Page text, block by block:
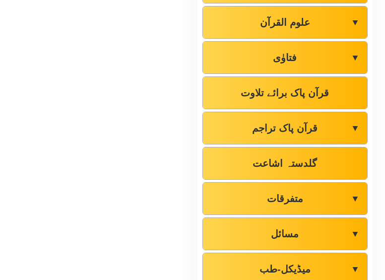
علوم القرآن ▼
فتاوٰی ▼
قرآن پاک برائے تلاوت
قرآن پاک تراجم ▼
گلدستہ اشاعت
متفرقات ▼
مسائل ▼
میڈیکل-طب ▼